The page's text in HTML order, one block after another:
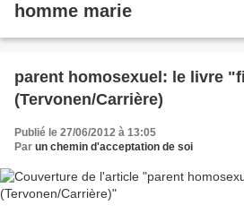
homme marie
parent homosexuel: le livre
(Tervonen/Carrière)
Publié le 27/06/2012 à 13:05
Par un chemin d'acceptation de soi